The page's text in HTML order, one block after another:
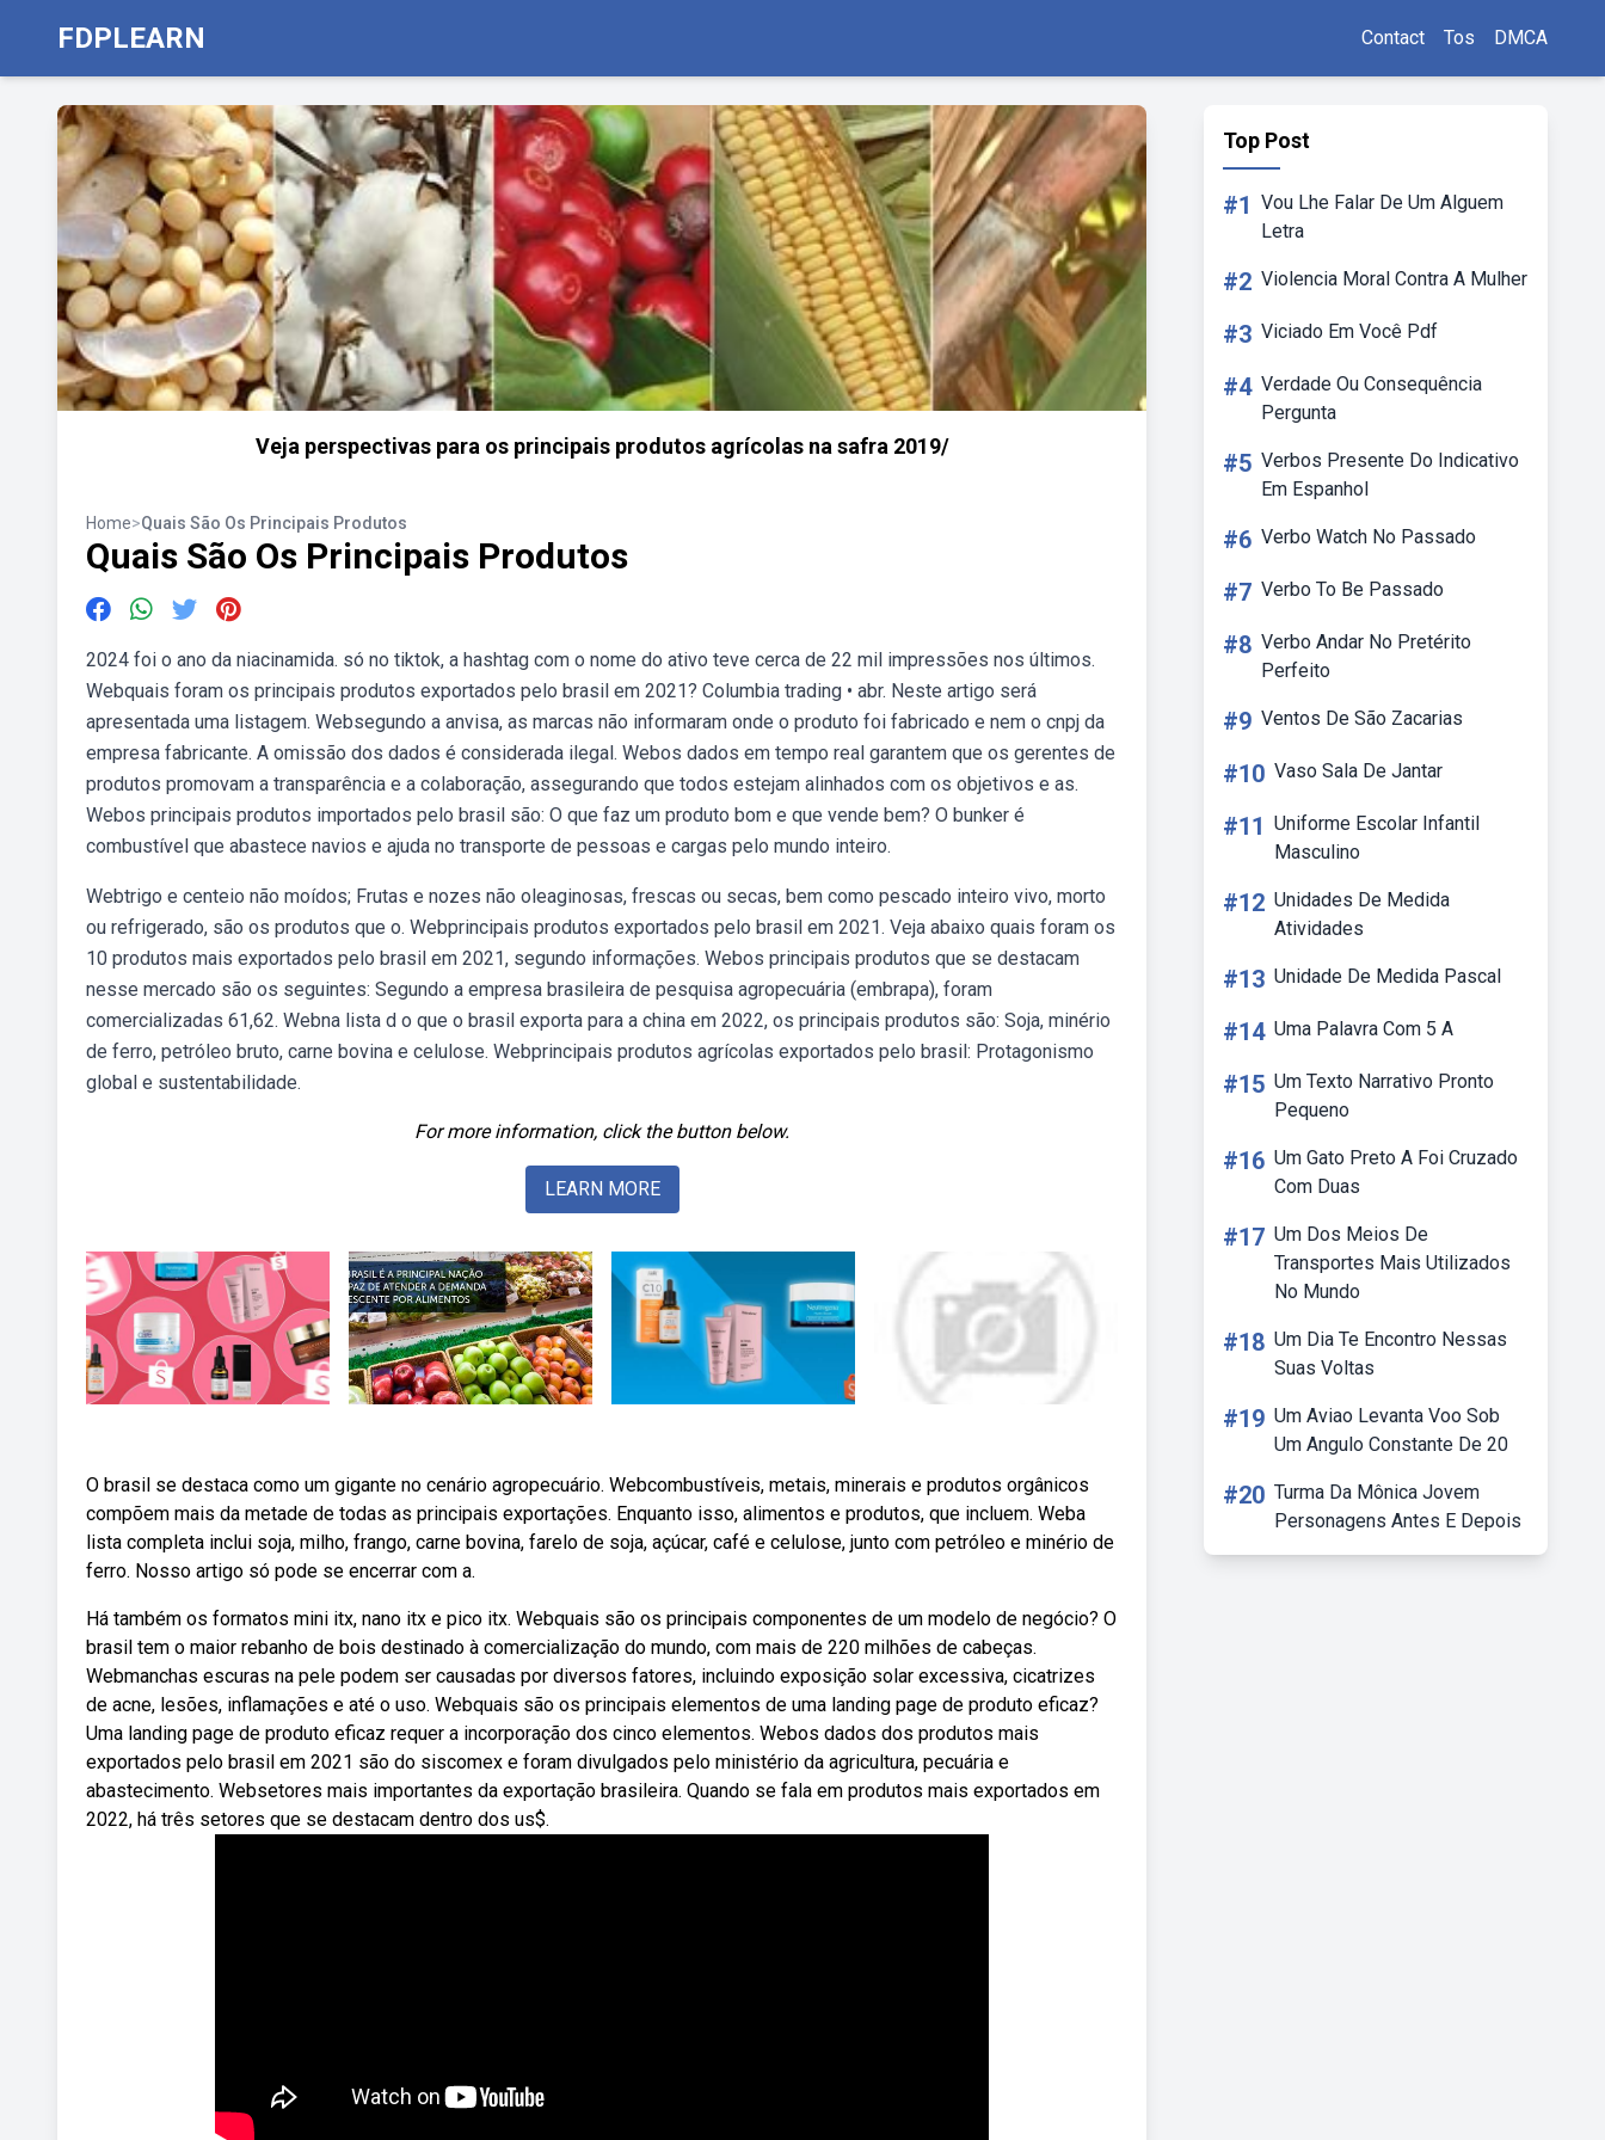
FDPLEARN Contact Tos DMCA
Veja perspectivas para os principais produtos agrícolas na safra 2019/
Home>Quais São Os Principais Produtos
Quais São Os Principais Produtos
2024 foi o ano da niacinamida. só no tiktok, a hashtag com o nome do ativo teve cerca de 22 mil impressões nos últimos.
Webquais foram os principais produtos exportados pelo brasil em 2021? Columbia trading • abr. Neste artigo será
apresentada uma listagem. Websegundo a anvisa, as marcas não informaram onde o produto foi fabricado e nem o cnpj da
empresa fabricante. A omissão dos dados é considerada ilegal. Webos dados em tempo real garantem que os gerentes de
produtos promovam a transparência e a colaboração, assegurando que todos estejam alinhados com os objetivos e as.
Webos principais produtos importados pelo brasil são: O que faz um produto bom e que vende bem? O bunker é
combustível que abastece navios e ajuda no transporte de pessoas e cargas pelo mundo inteiro.
Webtrigo e centeio não moídos; Frutas e nozes não oleaginosas, frescas ou secas, bem como pescado inteiro vivo, morto
ou refrigerado, são os produtos que o. Webprincipais produtos exportados pelo brasil em 2021. Veja abaixo quais foram os
10 produtos mais exportados pelo brasil em 2021, segundo informações. Webos principais produtos que se destacam
nesse mercado são os seguintes: Segundo a empresa brasileira de pesquisa agropecuária (embrapa), foram
comercializadas 61,62. Webna lista d o que o brasil exporta para a china em 2022, os principais produtos são: Soja, minério
de ferro, petróleo bruto, carne bovina e celulose. Webprincipais produtos agrícolas exportados pelo brasil: Protagonismo
global e sustentabilidade.
For more information, click the button below.
LEARN MORE
O brasil se destaca como um gigante no cenário agropecuário. Webcombustíveis, metais, minerais e produtos orgânicos
compõem mais da metade de todas as principais exportações. Enquanto isso, alimentos e produtos, que incluem. Weba
lista completa inclui soja, milho, frango, carne bovina, farelo de soja, açúcar, café e celulose, junto com petróleo e minério de
ferro. Nosso artigo só pode se encerrar com a.
Há também os formatos mini itx, nano itx e pico itx. Webquais são os principais componentes de um modelo de negócio? O
brasil tem o maior rebanho de bois destinado à comercialização do mundo, com mais de 220 milhões de cabeças.
Webmanchas escuras na pele podem ser causadas por diversos fatores, incluindo exposição solar excessiva, cicatrizes
de acne, lesões, inflamações e até o uso. Webquais são os principais elementos de uma landing page de produto eficaz?
Uma landing page de produto eficaz requer a incorporação dos cinco elementos. Webos dados dos produtos mais
exportados pelo brasil em 2021 são do siscomex e foram divulgados pelo ministério da agricultura, pecuária e
abastecimento. Websetores mais importantes da exportação brasileira. Quando se fala em produtos mais exportados em
2022, há três setores que se destacam dentro dos us$.
Top Post
#1 Vou Lhe Falar De Um Alguem
Letra
#2 Violencia Moral Contra A Mulher
#3 Viciado Em Você Pdf
#4 Verdade Ou Consequência
Pergunta
#5 Verbos Presente Do Indicativo
Em Espanhol
#6 Verbo Watch No Passado
#7 Verbo To Be Passado
#8 Verbo Andar No Pretérito
Perfeito
#9 Ventos De São Zacarias
#10 Vaso Sala De Jantar
#11 Uniforme Escolar Infantil
Masculino
#12 Unidades De Medida
Atividades
#13 Unidade De Medida Pascal
#14 Uma Palavra Com 5 A
#15 Um Texto Narrativo Pronto
Pequeno
#16 Um Gato Preto A Foi Cruzado
Com Duas
#17 Um Dos Meios De
Transportes Mais Utilizados
No Mundo
#18 Um Dia Te Encontro Nessas
Suas Voltas
#19 Um Aviao Levanta Voo Sob
Um Angulo Constante De 20
#20 Turma Da Mônica Jovem
Personagens Antes E Depois